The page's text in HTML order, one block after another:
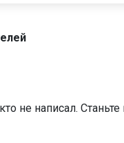
не написал.